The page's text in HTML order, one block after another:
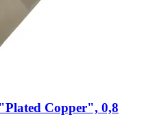
Copper", 0,8